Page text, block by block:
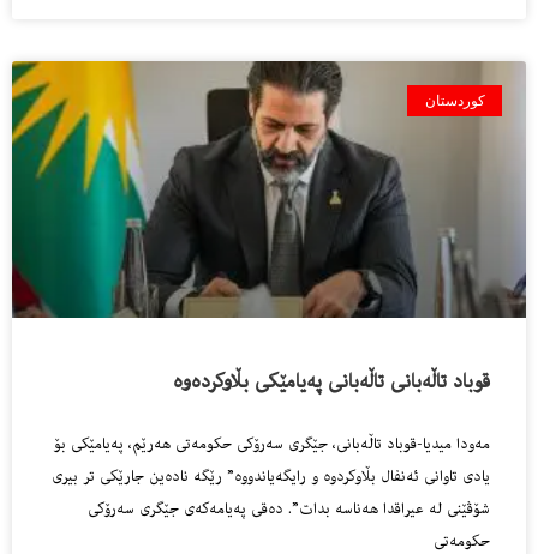
کوردستان
قوباد تاڵەبانی تاڵەبانی پەیامێكی بڵاوكردەوە
مەودا میدیا-قوباد تاڵەبانی، جێگری سەرۆكی حكومەتی هەرێم، پەیامێكی بۆ
یادی تاوانی ئەنفال بڵاوكردوە و رایگەیاندووە” رێگە نادەین جارێكی تر بیری
شۆڤێنی لە عیراقدا هەناسە بدات”. دەقی پەیامەكەی جێگری سەرۆكی
حكومەتی